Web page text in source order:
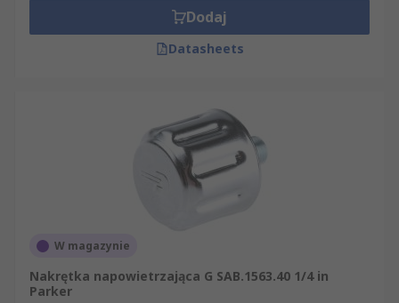
Dodaj
Datasheets
W magazynie
Nakrętka napowietrzająca G SAB.1563.40 1/4 in
Parker